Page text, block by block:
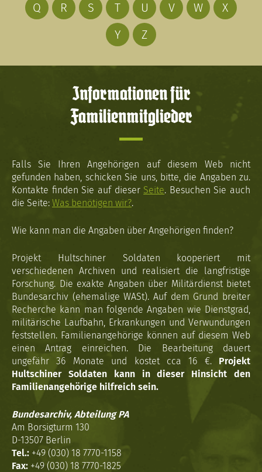
Q
R S T U V W
X
Y
Z
Informationen für
Familienmitglieder
Falls Sie Ihren Angehörigen auf diesem Web nicht
gefunden haben, schicken Sie uns, bitte, die Angaben zu.
Kontakte finden Sie auf dieser Seite. Besuchen Sie auch
die Seite: Was benötigen wir?.
Wie kann man die Angaben über Angehörigen finden?
Projekt Hultschiner Soldaten kooperiert mit
verschiedenen Archiven und realisiert die langfristige
Forschung. Die exakte Angaben über Militärdienst bietet
Bundesarchiv (ehemalige WASt). Auf dem Grund breiter
Recherche kann man folgende Angaben wie Dienstgrad,
militärische Laufbahn, Erkrankungen und Verwundungen
feststellen. Familienangehörige können auf diesem Web
einen Antrag einreichen. Die Bearbeitung dauert
ungefähr 36 Monate und kostet cca 16 €. Projekt
Hultschiner Soldaten kann in dieser Hinsicht den
Familienangehörige hilfreich sein.
Bundesarchiv, Abteilung PA
Am Borsigturm 130
D-13507 Berlin
Tel.: +49 (030) 18 7770-1158
Fax: +49 (030) 18 7770-1825